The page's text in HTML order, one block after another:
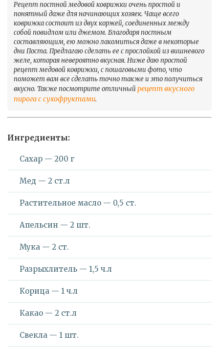
Рецепт постной медовой коврижки очень простой и
понятный даже для начинающих хозяек. Чаще всего
коврижка состоит из двух коржей, соединенных между
собой повидлом или джемом. Благодаря постным
составляющим, ею можно лакомиться даже в некоторые
дни Поста. Предлагаю сделать ее с прослойкой из вишневого
желе, которая невероятно вкусная. Ниже даю простой
рецепт медовой коврижки, с пошаговыми фото, что
поможет вам все сделать точно также и это получиться
вкусно. Также посмотрите отличный рецепт вкусного
пирога с сухофруктами.
Ингредиенты:
Сахар — 200 г
Мед — 2 ст.л
Растительное масло — 0,5 ст.
Апельсин — 2 шт.
Мука — 2 ст.
Разрыхлитель — 1,5 ч.л
Корица — 1 ч.л
Какао — 2 ст.л
Свекла — 1 шт.